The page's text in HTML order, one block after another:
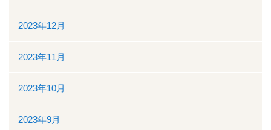
採用情報
その他のこと
ボランティアの募集
2023年12月
2023年11月
2023年10月
2023年9月